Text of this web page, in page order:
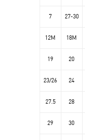
7 27-30
12M 18M
19 20
23/26 24
27.5 28
29 30